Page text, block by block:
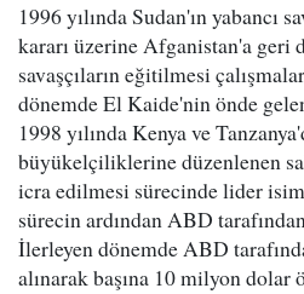
1996 yılında Sudan'ın yabancı
kararı üzerine Afganistan'a geri
savaşçıların eğitilmesi
dönemde El Kaide'nin önde
1998 yılında Kenya ve
büyükelçiliklerine düzenlenen
icra edilmesi sürecinde lider
sürecin ardından ABD
İlerleyen dönemde ABD
alınarak başına 10 milyon dolar